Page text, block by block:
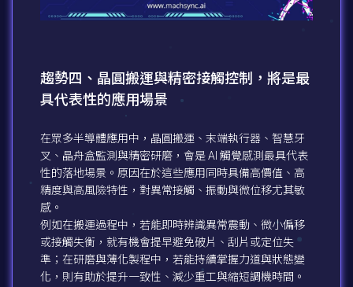
趨勢四、晶圓搬運與精密接觸控制，將是最
具代表性的應用場景
在眾多半導體應用中，晶圓搬運、末端執行器、智慧牙
叉、晶舟盒監測與精密研磨，會是 AI 觸覺感測最具代表
性的落地場景。原因在於這些應用同時具備高價值、高
精度與高風險特性，對異常接觸、振動與微位移尤其敏
感。
例如在搬運過程中，若能即時辨識異常震動、微小偏移
或接觸失衡，就有機會提早避免破片、刮片或定位失
準；在研磨與薄化製程中，若能持續掌握力道與狀態變
化，則有助於提升一致性、減少重工與縮短調機時間。